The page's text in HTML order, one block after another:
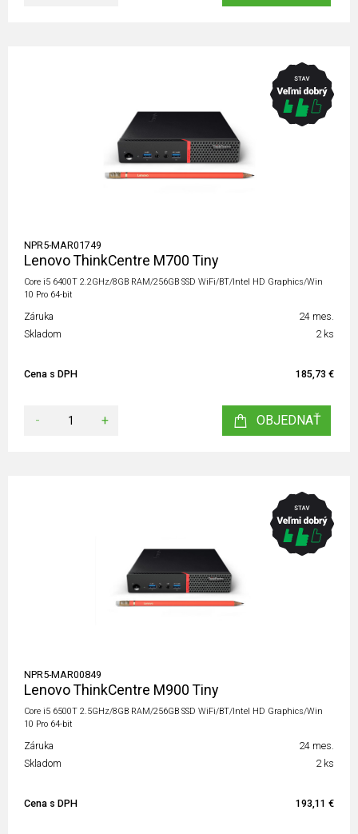
NPR5-MAR01749
Lenovo ThinkCentre M700 Tiny
Core i5 6400T 2.2GHz/8GB RAM/256GB SSD WiFi/BT/Intel HD Graphics/Win
10 Pro 64-bit
Záruka
24 mes.
Skladom
2 ks
Cena s DPH 185,73 €
- + OBJEDNAŤ
NPR5-MAR00849
Lenovo ThinkCentre M900 Tiny
Core i5 6500T 2.5GHz/8GB RAM/256GB SSD WiFi/BT/Intel HD Graphics/Win
10 Pro 64-bit
Záruka
24 mes.
Skladom
2 ks
Cena s DPH 193,11 €